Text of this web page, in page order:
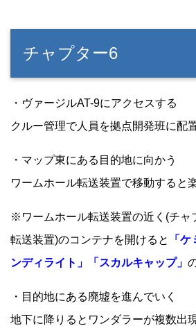
チャプター6
・ヴァージルAT-9にアクセスする
クルー管理で人員を拠点開発班に配
・マップ東にある目的地に向かう
ワームホール転送装置で移動すると
※ワームホール転送装置の近く(チャ
転送装置)のコンテナを開けると
「
ンディライト」「スカルキャップ」
・目的地にある廃墟を進んでいく
地下に降りるとワンダラーが複数出